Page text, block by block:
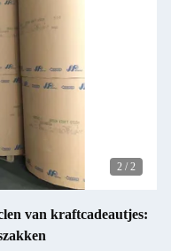
2 / 2
van kraftcadeautjes: